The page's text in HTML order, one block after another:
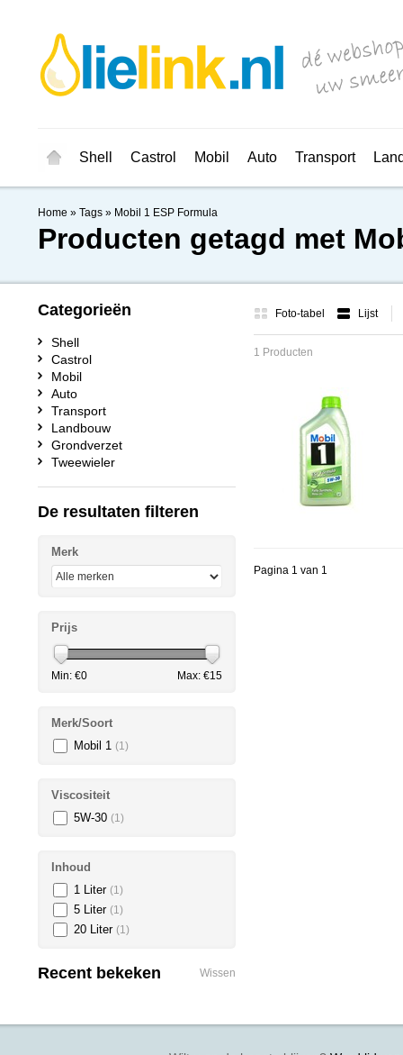
Shell Castrol Mobil Auto Transport
Home » Tags » Mobil 1 ESP Formula
Producten getagd met
Foto-tabel Lijst
1 Producten
Pagina 1 van 1
Categorieën
Shell
Castrol
Mobil
Auto
Transport
Landbouw
Grondverzet
Tweewieler
De resultaten filteren
Merk
Prijs
Min: €0 Max: €15
Merk/Soort
Mobil 1 (1)
Viscositeit
5W-30 (1)
Inhoud
1 Liter (1)
5 Liter (1)
20 Liter (1)
Recent bekeken Wissen